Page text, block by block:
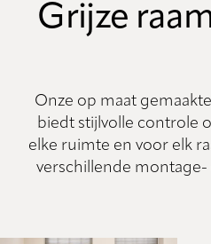
Grijze
Onze op maat
biedt stijlvolle controle
elke ruimte en voor elk
verschillende